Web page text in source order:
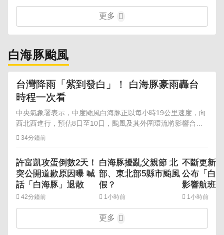
更多
白海豚颱風
台灣降雨「紫到發白」！ 白海豚豪雨轟台
時程一次看
中央氣象署表示，中度颱風白海豚正以每小時19公里速度，向
西北西進行，預估8日至10日，颱風及其外圍環流將影響台
灣，可能帶來豪雨以上等級降雨。
34分鐘前
許富凱攻蛋倒數2天！
突公開道歉原因曝 喊
話「白海豚」退散
42分鐘前
白海豚擾亂父親節 北
部、東北部5縣市颱風
假？
1小時前
不斷更新
公布「白
影響航班
1小時前
更多